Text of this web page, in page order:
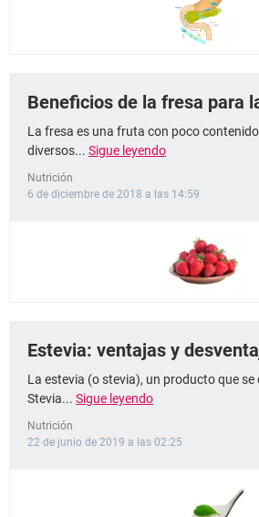
Beneficios de la fresa para
La fresa es una fruta con poco
diversos... Sigue leyendo
Nutrición
6 de diciembre de 2018 a las 14:59
Estevia: ventajas y
La estevia (o stevia), un producto que se
Stevia... Sigue leyendo
Nutrición
22 de junio de 2019 a las 02:25